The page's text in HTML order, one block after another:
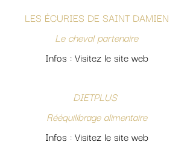
LES ÉCURIES DE SAINT DAMIEN
Le cheval partenaire
Infos : Visitez le site web
DIETPLUS
Rééquilibrage alimentaire
Infos : Visitez le site web